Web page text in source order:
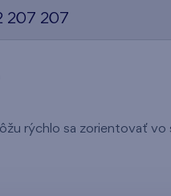
207 207
rýchlo sa zorientovať